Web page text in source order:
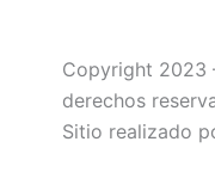
Copyright 2023
derechos
Sitio realizado